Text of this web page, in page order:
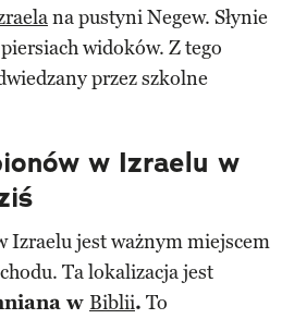
na pustyni Negew. Słynie
widoków. Z tego
przez szkolne
w Izraelu w
Izraelu jest ważnym miejscem
Ta lokalizacja jest
w Biblii. To